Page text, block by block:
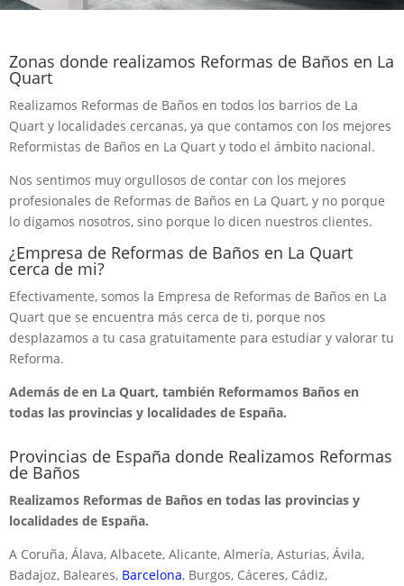
Zonas donde realizamos Reformas de Baños en La
Quart
Realizamos Reformas de Baños en todos los barrios de La
Quart y localidades cercanas, ya que contamos con los mejores
Reformistas de Baños en La Quart y todo el ámbito nacional.
Nos sentimos muy orgullosos de contar con los mejores
profesionales de Reformas de Baños en La Quart, y no porque
lo digamos nosotros, sino porque lo dicen nuestros clientes.
¿Empresa de Reformas de Baños en La Quart
cerca de mi?
Efectivamente, somos la Empresa de Reformas de Baños en La
Quart que se encuentra más cerca de ti, porque nos
desplazamos a tu casa gratuitamente para estudiar y valorar tu
Reforma.
Además de en La Quart, también Reformamos Baños en
todas las provincias y localidades de España.
Provincias de España donde Realizamos Reformas
de Baños
Realizamos Reformas de Baños en todas las provincias y
localidades de España.
A Coruña, Álava, Albacete, Alicante, Almería, Asturias, Ávila,
Badajoz, Baleares, Barcelona, Burgos, Cáceres, Cádiz,